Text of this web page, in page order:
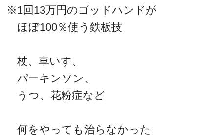
※1回13万円のゴッドハンドが
ほぼ100％使う鉄板技
杖、車いす、
パーキンソン、
うつ、花粉症など
何をやっても治らなかった